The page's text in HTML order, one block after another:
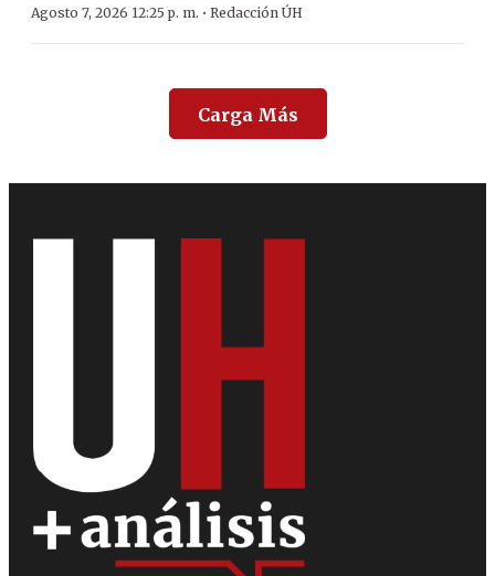
Agosto 7, 2026 12:25 p. m. · Redacción ÚH
Carga Más